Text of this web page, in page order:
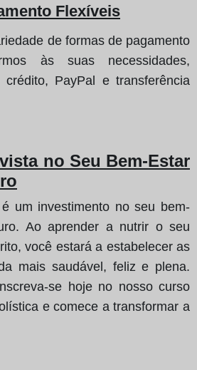
Flexíveis
de formas de pagamento
às suas necessidades,
PayPal e transferência
no Seu Bem-Estar
um investimento no seu bem-
Ao aprender a nutrir o seu
você estará a estabelecer as
mais saudável, feliz e plena.
se hoje no nosso curso
e comece a transformar a